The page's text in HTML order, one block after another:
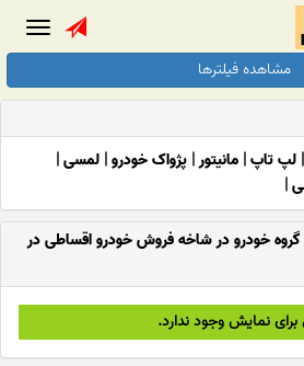
مشاهده فیلترها
| لپ تاپ| مانیتور| پژواک خودرو| لمسی|
|
خودرو در شاخه فروش خودرو اقساطی در
نمایش وجود ندارد.